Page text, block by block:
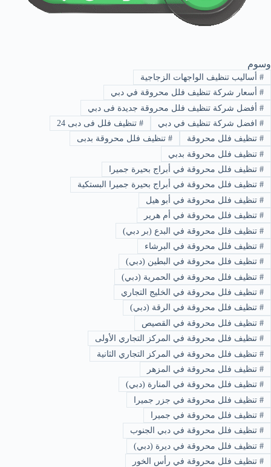
وسوم
#أساليب تنظيف الواجهات الزجاجية
#أسعار شركة تنظيف فلل محروقة في دبي
#أفضل شركة تنظيف فلل محروقة جديدة فى دبي
#افضل شركة تنظيف في دبي #تنظيف فلل فى دبى 24
#تنظيف فلل محروقة #تنظيف فلل محروقة بدبى
#تنظيف فلل محروقة بدبي
#تنظيف فلل محروقة في أبراج بحيرة جميرا
#تنظيف فلل محروقة في أبراج بحيرة جميرا البستكية
#تنظيف فلل محروقة في أبو هيل
#تنظيف فلل محروقة في أم هرير
#تنظيف فلل محروقة في البدع (بر دبي)
#تنظيف فلل محروقة في البرشاء
#تنظيف فلل محروقة في البطين (دبي)
#تنظيف فلل محروقة في الحمرية (دبي)
#تنظيف فلل محروقة في الخليج التجاري
#تنظيف فلل محروقة في الرقة (دبي)
#تنظيف فلل محروقة في القصيص
#تنظيف فلل محروقة في المركز التجاري الأولى
#تنظيف فلل محروقة في المركز التجاري الثانية
#تنظيف فلل محروقة في المزهر
#تنظيف فلل محروقة في المنارة (دبي)
#تنظيف فلل محروقة في جزر جميرا
#تنظيف فلل محروقة في جميرا
#تنظيف فلل محروقة في دبي الجنوب
#تنظيف فلل محروقة في ديرة (دبي)
#تنظيف فلل محروقة في رأس الخور